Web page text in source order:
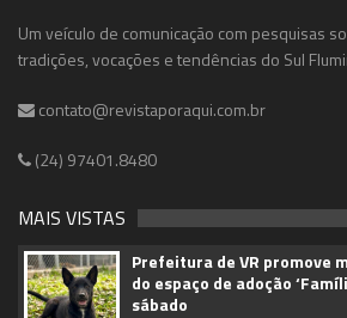
Um veículo de comunicação com pesquisas
tradições, vocações e tendências do Sul
contato@revistaporaqui.com.br
(24) 97401.8480
MAIS VISTAS
Prefeitura de VR promove
do espaço de adoção
sábado